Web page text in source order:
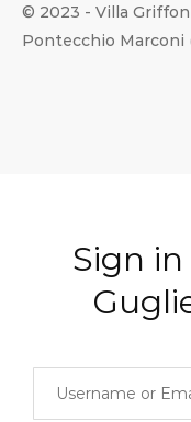
© 2023 - Villa
Pontecchio Marconi
Sign